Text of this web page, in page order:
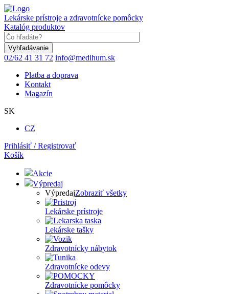
Skočiť
na
hlavný
obsah
Lekárske prístroje a zdravotnícke pomôcky
Katalóg produktov
02/62 41 31 72 info@medihum.sk
Platba a doprava
Kontakt
Magazín
SK
CZ
Prihlásiť / Registrovať
Košík
Akcie
Výpredaj
VýpredajZobraziť všetky
Lekárske prístroje
Lekárske tašky
Zdravotnícky nábytok
Zdravotnícke odevy
Zdravotnícke pomôcky